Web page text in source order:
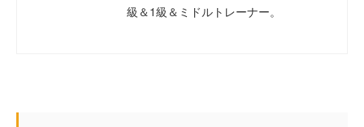
級＆1級＆ミドルトレーナー。